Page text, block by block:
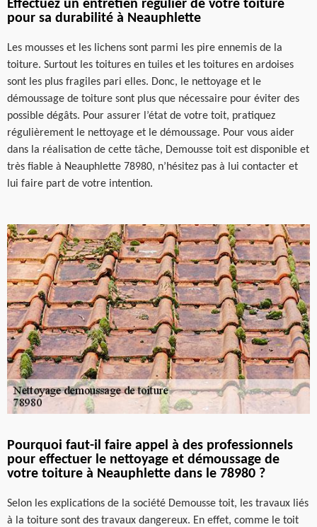
Effectuez un entretien régulier de votre toiture
pour sa durabilité à Neauphlette
Les mousses et les lichens sont parmi les pire ennemis de la
toiture. Surtout les toitures en tuiles et les toitures en ardoises
sont les plus fragiles pari elles. Donc, le nettoyage et le
démoussage de toiture sont plus que nécessaire pour éviter des
possible dégâts. Pour assurer l’état de votre toit, pratiquez
régulièrement le nettoyage et le démoussage. Pour vous aider
dans la réalisation de cette tâche, Demousse toit est disponible et
très fiable à Neauphlette 78980, n’hésitez pas à lui contacter et
lui faire part de votre intention.
Pourquoi faut-il faire appel à des professionnels
pour effectuer le nettoyage et démoussage de
votre toiture à Neauphlette dans le 78980 ?
Selon les explications de la société Demousse toit, les travaux liés
à la toiture sont des travaux dangereux. En effet, comme le toit